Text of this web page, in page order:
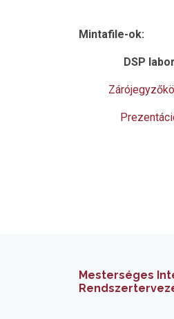
Mintafile-ok:
DSP labor
Mesterséges